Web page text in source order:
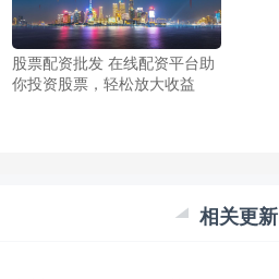
股票配资批发 在线配资平台助
你投资股票，轻松放大收益
相关更新